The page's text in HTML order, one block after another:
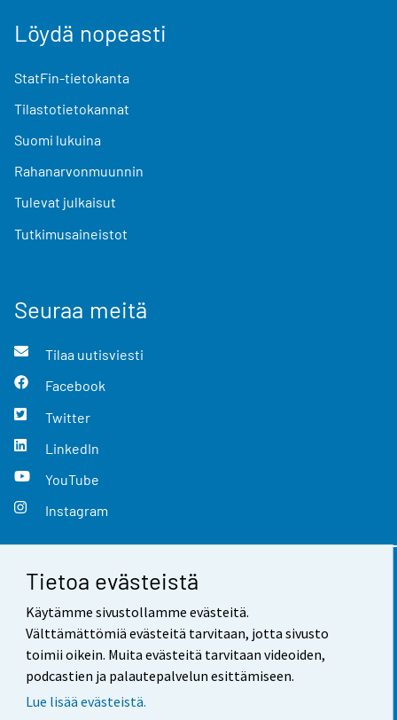
Tietoa evästeistä
Käytämme sivustollamme evästeitä.
Välttämättömiä evästeitä tarvitaan, jotta sivusto
toimii oikein. Muita evästeitä tarvitaan videoiden,
podcastien ja palautepalvelun esittämiseen.
Lue lisää evästeistä.
Löydä nopeasti
StatFin-tietokanta
Tilastotietokannat
Suomi lukuina
Rahanarvonmuunnin
Tulevat julkaisut
Tutkimusaineistot
Seuraa meitä
Tilaa uutisviesti
Facebook
Twitter
LinkedIn
YouTube
Instagram
Yhteystiedot
Palaute
Käyttöehdot